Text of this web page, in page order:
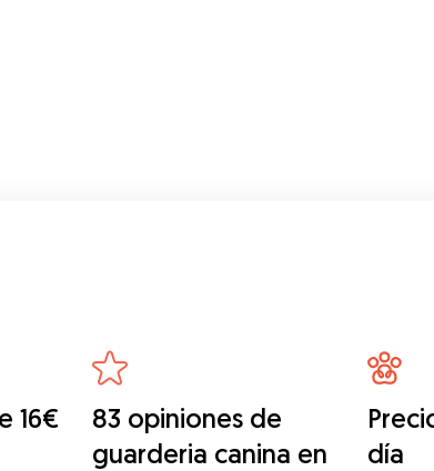
16€
83 opiniones de
guarderia canina en
día